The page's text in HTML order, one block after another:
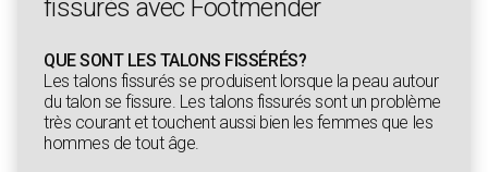
fissurés avec Footmender
QUE SONT LES TALONS FISSÉRÉS?
Les talons fissurés se produisent lorsque la peau autour
du talon se fissure. Les talons fissurés sont un problème
très courant et touchent aussi bien les femmes que les
hommes de tout âge.